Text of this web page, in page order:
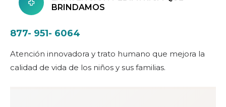
BRINDAMOS
877- 951- 6064
Atención innovadora y trato humano que mejora la
calidad de vida de los niños y sus familias.